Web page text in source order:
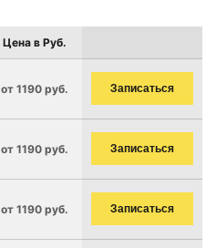
Цена в Руб.
от 1190 руб. Записаться
от 1190 руб. Записаться
от 1190 руб. Записаться